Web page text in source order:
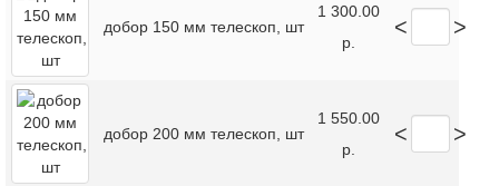
добор 150 мм телескоп, шт
1 300.00
р.
< >
добор 200 мм телескоп, шт
1 550.00
р.
< >